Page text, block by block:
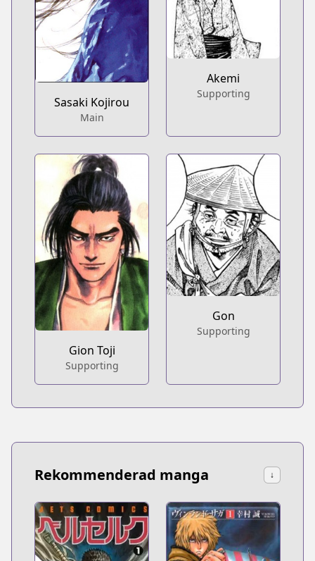
Sasaki Kojirou
Main
Akemi
Supporting
Gion Toji
Supporting
Gon
Supporting
Rekommenderad manga ↓